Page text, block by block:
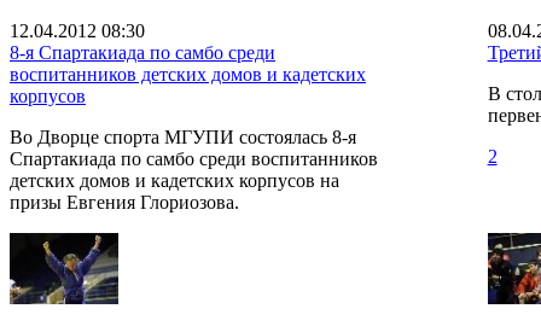
12.04.2012 08:30
8-я Спартакиада по самбо среди
воспитанников детских домов и кадетских
корпусов
Во Дворце спорта МГУПИ состоялась 8-я
Спартакиада по самбо среди воспитанников
детских домов и кадетских корпусов на
призы Евгения Глориозова.
В
2